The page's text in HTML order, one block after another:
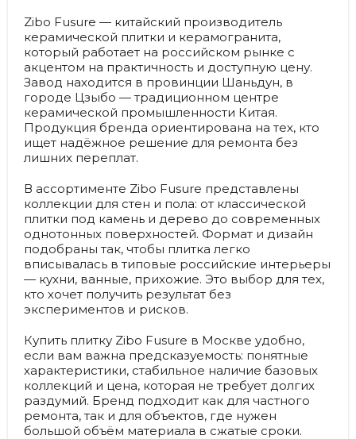
Zibo Fusure — китайский производитель
керамической плитки и керамогранита,
который работает на российском рынке с
акцентом на практичность и доступную цену.
Завод находится в провинции Шаньдун, в
городе Цзыбо — традиционном центре
керамической промышленности Китая.
Продукция бренда ориентирована на тех, кто
ищет надёжное решение для ремонта без
лишних переплат.
В ассортименте Zibo Fusure представлены
коллекции для стен и пола: от классической
плитки под камень и дерево до современных
однотонных поверхностей. Формат и дизайн
подобраны так, чтобы плитка легко
вписывалась в типовые российские интерьеры
— кухни, ванные, прихожие. Это выбор для тех,
кто хочет получить результат без
экспериментов и рисков.
Купить плитку Zibo Fusure в Москве удобно,
если вам важна предсказуемость: понятные
характеристики, стабильное наличие базовых
коллекций и цена, которая не требует долгих
раздумий. Бренд подходит как для частного
ремонта, так и для объектов, где нужен
большой объём материала в сжатые сроки.